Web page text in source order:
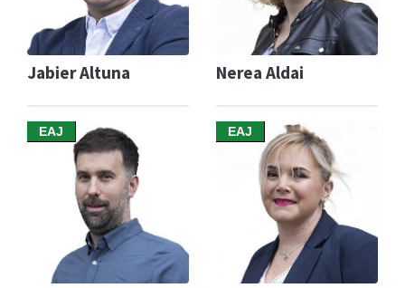
Jabier Altuna Nerea Aldai
EAJ EAJ